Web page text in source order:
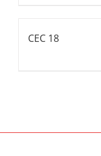
CEC 18